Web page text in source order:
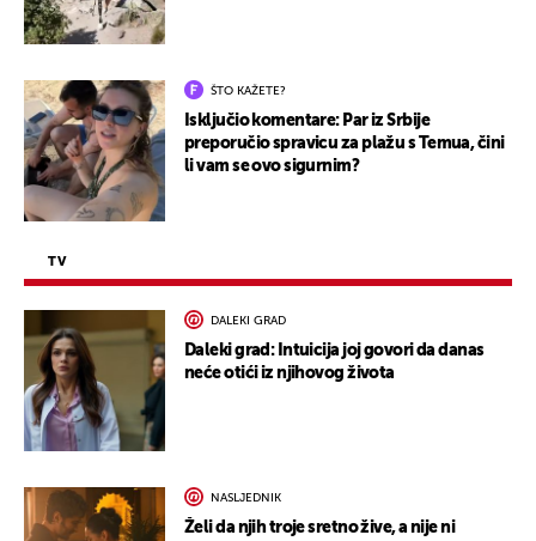
ŠTO KAŽETE?
Isključio komentare: Par iz Srbije
preporučio spravicu za plažu s Temua, čini
li vam se ovo sigurnim?
TV
DALEKI GRAD
Daleki grad: Intuicija joj govori da danas
neće otići iz njihovog života
NASLJEDNIK
Želi da njih troje sretno žive, a nije ni